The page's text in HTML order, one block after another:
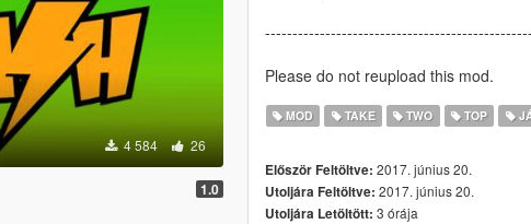
4 584 26
1.0
Please do not reupload this mod.
MOD TAKE TWO TOP
Először Feltöltve: 2017. június 20.
Utoljára Feltöltve: 2017. június 20.
Utoljára Letöltött: 3 órája